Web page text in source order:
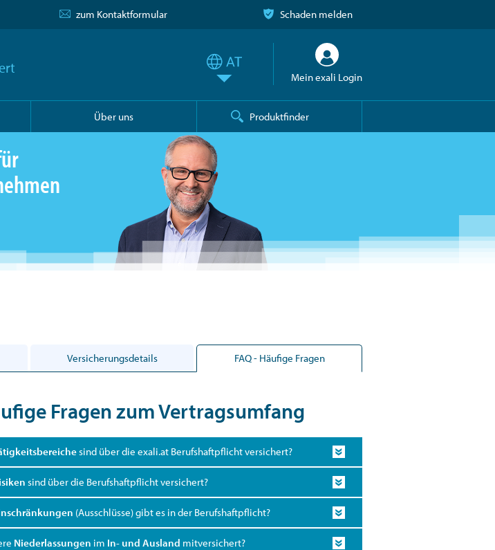
zum Kontaktformular Schaden melden
Mein exali Login
Über uns Produktfinder
Versicherungsdetails FAQ - Häufige Fragen
Fragen zum Vertragsumfang
sind über die exali.at Berufshaftpflicht versichert?
sind über die Berufshaftpflicht versichert?
(Ausschlüsse) gibt es in der Berufshaftpflicht?
Niederlassungen im In- und Ausland mitversichert?